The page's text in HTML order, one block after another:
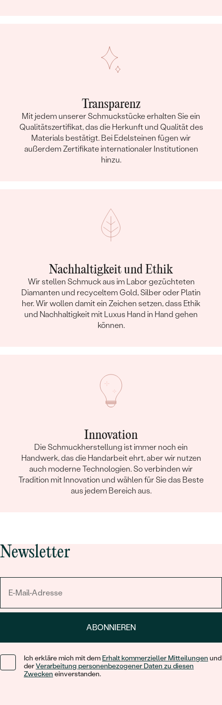
Transparenz
Mit jedem unserer Schmuckstücke erhalten Sie ein
Qualitätszertifikat, das die Herkunft und Qualität des
Materials bestätigt. Bei Edelsteinen fügen wir
außerdem Zertifikate internationaler Institutionen
hinzu.
Nachhaltigkeit und Ethik
Wir stellen Schmuck aus im Labor gezüchteten
Diamanten und recyceltem Gold, Silber oder Platin
her. Wir wollen damit ein Zeichen setzen, dass Ethik
und Nachhaltigkeit mit Luxus Hand in Hand gehen
können.
Innovation
Die Schmuckherstellung ist immer noch ein
Handwerk, das die Handarbeit ehrt, aber wir nutzen
auch moderne Technologien. So verbinden wir
Tradition mit Innovation und wählen für Sie das Beste
aus jedem Bereich aus.
Newsletter
ABONNIEREN
Ich erkläre mich mit dem Erhalt kommerzieller Mitteilungen und
derVerarbeitung personenbezogener Daten zu diesen
Zwecken einverstanden.